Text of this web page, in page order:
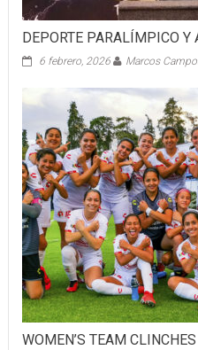
DEPORTE PARALÍMPICO Y
6 febrero, 2026 Marcos
WOMEN’S TEAM